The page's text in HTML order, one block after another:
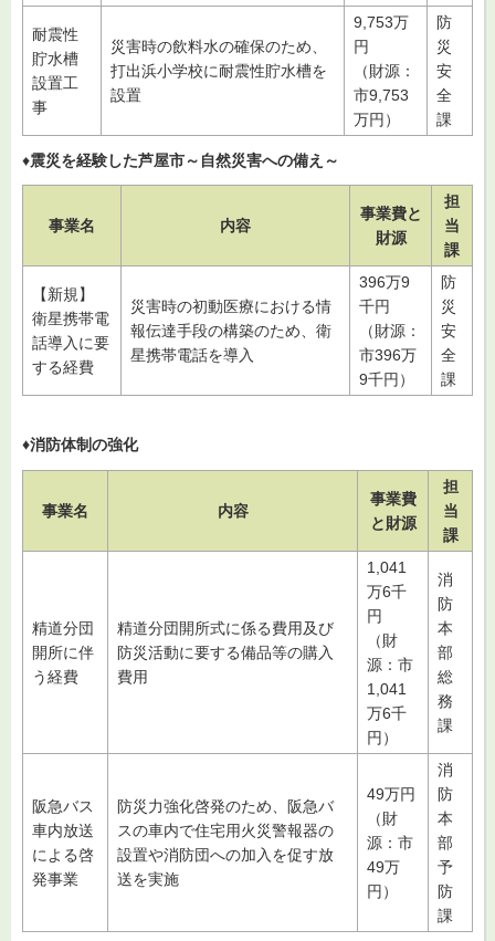
耐震性
貯水槽
設置工
事
災害時の飲料水の確保のため、
打出浜小学校に耐震性貯水槽を
設置
9,753万
円
（財源：
市9,753
万円）
防
災
安
全
課
♦震災を経験した芦屋市～自然災害への備え～
事業名 内容
事業費と
財源
担
当
課
【新規】
衛星携帯電
話導入に要
する経費
災害時の初動医療における情
報伝達手段の構築のため、衛
星携帯電話を導入
396万9
千円
（財源：
市396万
9千円）
防
災
安
全
課
♦消防体制の強化
事業名 内容
事業費
と財源
担
当
課
精道分団
開所に伴
う経費
精道分団開所式に係る費用及び
防災活動に要する備品等の購入
費用
1,041
万6千
円
（財
源：市
1,041
万6千
円）
消
防
本
部
総
務
課
阪急バス
車内放送
による啓
発事業
防災力強化啓発のため、阪急バ
スの車内で住宅用火災警報器の
設置や消防団への加入を促す放
送を実施
49万円
（財
源：市
49万
円）
消
防
本
部
予
防
課